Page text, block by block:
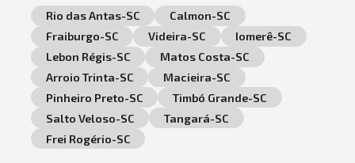
Rio das Antas-SC
Calmon-SC
Fraiburgo-SC
Videira-SC
Iomerê-SC
Lebon Régis-SC
Matos Costa-SC
Arroio Trinta-SC
Macieira-SC
Pinheiro Preto-SC
Timbó Grande-SC
Salto Veloso-SC
Tangará-SC
Frei Rogério-SC